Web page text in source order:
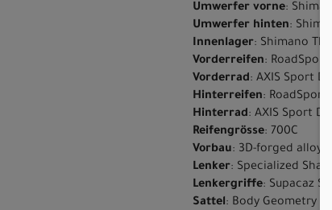
Umwerfer vorne:
Umwerfer hinten:
Innenlager: Shimano
Vorderreifen: RoadSport,
Vorderrad: AXIS Sport
Hinterreifen:
Hinterrad: AXIS Sport Disc
Reifengrösse: 700C
Vorbau: 3D-forged alloy,
Lenker: Specialized
Lenkergriffe: Supacaz
Sattel: Body Geometry